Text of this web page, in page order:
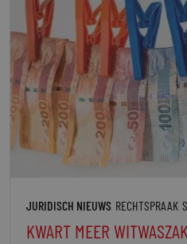
JURIDISCH NIEUWS RECHTSPRAAK
KWART MEER